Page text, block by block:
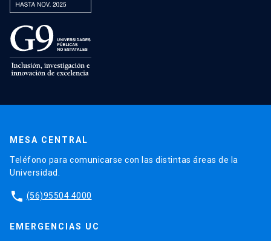
MESA CENTRAL
Teléfono para comunicarse con las distintas áreas de la
Universidad.
phone (56)95504 4000
EMERGENCIAS UC